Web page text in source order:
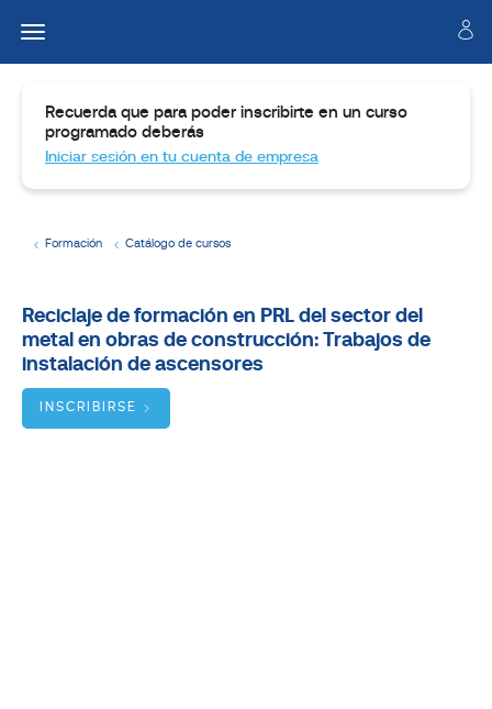
Formación Catálogo de cursos
Dirigido
a
Objetivos
Recuerda que para poder inscribirte en un curso
programado deberás
Iniciar sesión en tu cuenta de empresa
Reciclaje de formación en PRL del sector del
metal en obras de construcción: Trabajos de
instalación de ascensores
INSCRIBIRSE